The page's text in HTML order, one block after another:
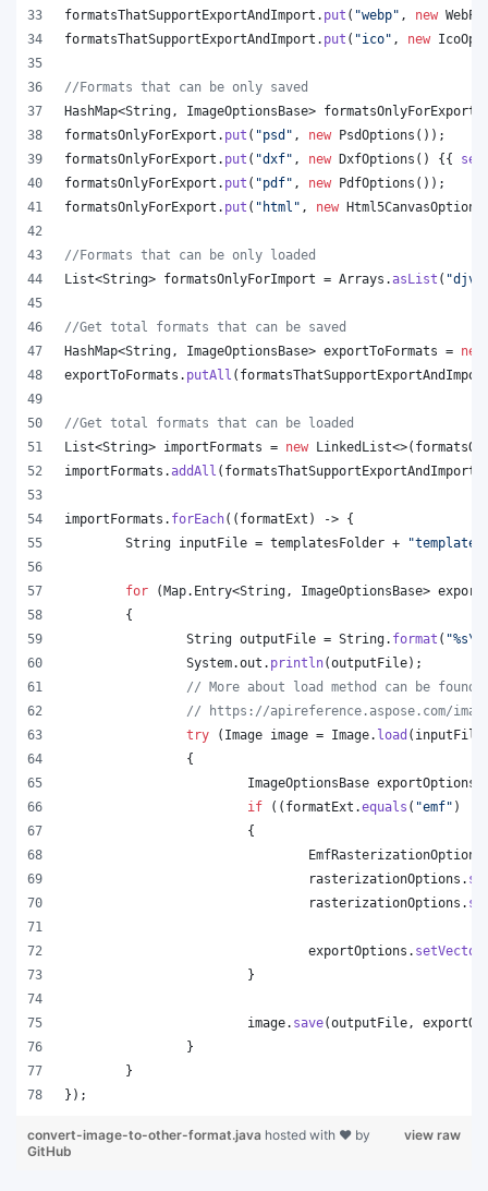
formatsThatSupportExportAndImport . put ( "webp" , new
formatsThatSupportExportAndImport . put ( "ico" , new
//Formats that can be only saved
HashMap<String , ImageOptionsBase> formatsOnlyForExport
formatsOnlyForExport . put ( "psd" , new PsdOptions ());
formatsOnlyForExport . put ( "dxf" , new DxfOptions () {{
formatsOnlyForExport . put ( "pdf" , new PdfOptions ());
formatsOnlyForExport . put ( "html" , new Html5CanvasOptions
//Formats that can be only loaded
List<String> formatsOnlyForImport = Arrays .asList (
//Get total formats that can be saved
HashMap<String , ImageOptionsBase> exportToFormats = new
exportToFormats . putAll (
//Get total formats that can be loaded
List<String> importFormats = new LinkedList<>(
importFormats .addAll ( formatsThatSupportExportAndImport
importFormats . forEach(( formatExt ) -> {
String inputFile = templatesFolder +
for (Map. Entry<String , ImageOptionsBase>
	{
String outputFile = String. format ( "%s\\
System.out . println(outputFile);
// More about load method can be found
// https://apireference.aspose.com/
try ( Image image = Image. load ( inputFile
		{
ImageOptionsBase exportOptions
if (( formatExt .equals ( "emf" )
			{
EmfRasterizationOptions
rasterizationOptions .
rasterizationOptions .
exportOptions .
			}
image. save(outputFile ,
		}
	}
});
view raw
convert-image-to-other-format.java hosted with ❤ by
GitHub